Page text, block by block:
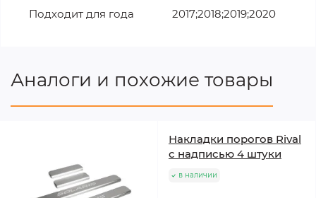
Подходит для года 2017;2018;2019;2020
Аналоги и похожие товары
Накладки порогов Rival
с надписью 4 штуки
в наличии